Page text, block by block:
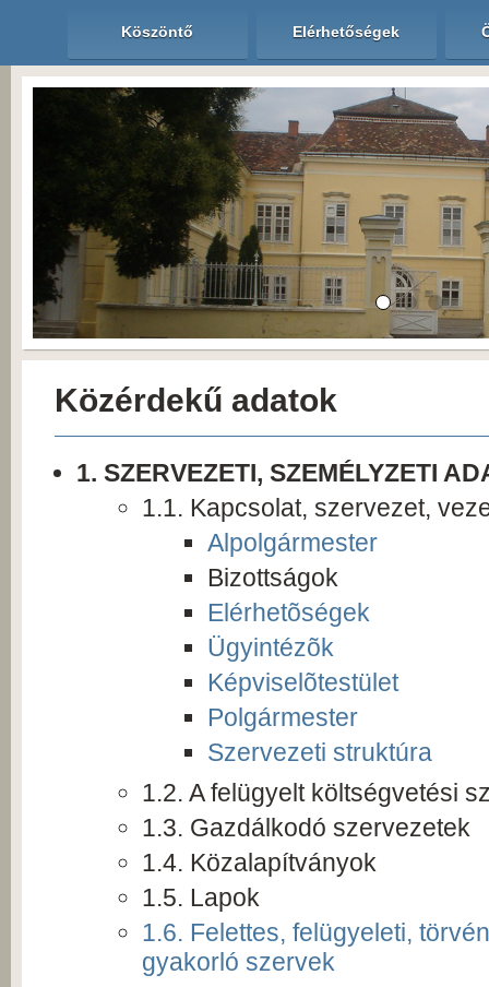
Köszöntő Elérhetőségek
Közérdekű adatok
1. SZERVEZETI, SZEMÉLYZETI
1.1. Kapcsolat, szervezet,
Alpolgármester
Bizottságok
Elérhetõségek
Ügyintézõk
Képviselõtestület
Polgármester
Szervezeti struktúra
1.2. A felügyelt költségvetési
1.3. Gazdálkodó szervezetek
1.4. Közalapítványok
1.5. Lapok
1.6. Felettes, felügyeleti,
gyakorló szervek